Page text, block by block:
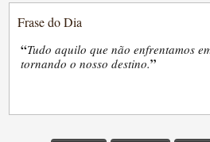
Frase do Dia
“Tudo aquilo que não enfrentamos
tornando o nosso destino.”